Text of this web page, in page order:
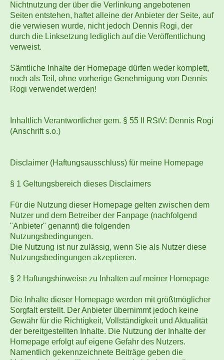
Nichtnutzung der über die Verlinkung angebotenen
Seiten entstehen, haftet alleine der Anbieter der Seite, auf
die verwiesen wurde, nicht jedoch Dennis Rogi, der
durch die Linksetzung lediglich auf die Veröffentlichung
verweist.
Sämtliche Inhalte der Homepage dürfen weder komplett,
noch als Teil, ohne vorherige Genehmigung von Dennis
Rogi verwendet werden!
Inhaltlich Verantwortlicher gem. § 55 II RStV: Dennis Rogi
(Anschrift s.o.)
Disclaimer (Haftungsausschluss) für meine Homepage
§ 1 Geltungsbereich dieses Disclaimers
Für die Nutzung dieser Homepage gelten zwischen dem
Nutzer und dem Betreiber der Fanpage (nachfolgend
"Anbieter" genannt) die folgenden
Nutzungsbedingungen.
Die Nutzung ist nur zulässig, wenn Sie als Nutzer diese
Nutzungsbedingungen akzeptieren.
§ 2 Haftungshinweise zu Inhalten auf meiner Homepage
Die Inhalte dieser Homepage werden mit größtmöglicher
Sorgfalt erstellt. Der Anbieter übernimmt jedoch keine
Gewähr für die Richtigkeit, Vollständigkeit und Aktualität
der bereitgestellten Inhalte. Die Nutzung der Inhalte der
Homepage erfolgt auf eigene Gefahr des Nutzers.
Namentlich gekennzeichnete Beiträge geben die